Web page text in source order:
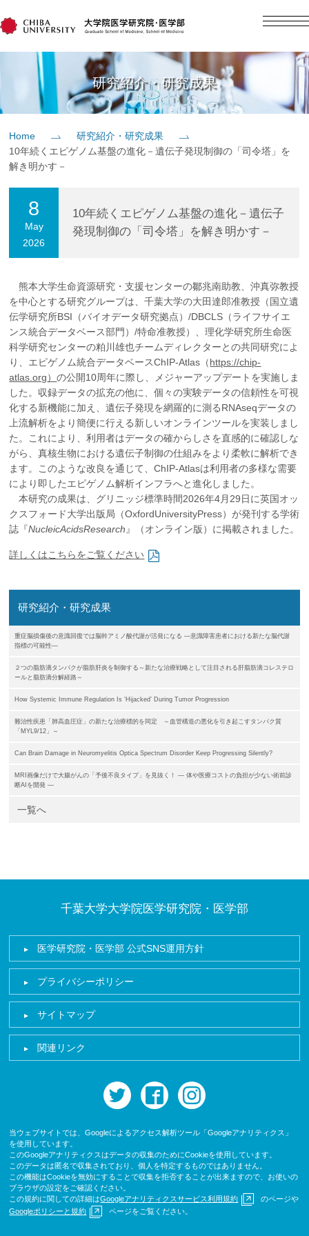
日本語
教育
入学案内
社会貢献
企業の方大学院志望の方 医学部志望の方卒業生の方在学生・教員の方
お問い合わせ交通アクセス
研究紹介・研究成果
Home
研究紹介・研究成果
10年続くエピゲノム基盤の進化－遺伝子発現制御の「司令塔」を
解き明かす－
8
May
2026
10年続くエピゲノム基盤の進化－遺伝子
発現制御の「司令塔」を解き明かす－
熊本大学生命資源研究・支援センターの鄒兆南助教、沖真弥教授
を中心とする研究グループは、千葉大学の大田達郎准教授（国立遺
伝学研究所BSI（バイオデータ研究拠点）/DBCLS（ライフサイエ
ンス統合データベース部門）/特命准教授）、理化学研究所生命医
科学研究センターの粕川雄也チームディレクターとの共同研究によ
り、エピゲノム統合データベースChIP-Atlas（https://chip-
atlas.org）の公開10周年に際し、メジャーアップデートを実施しま
した。収録データの拡充の他に、個々の実験データの信頼性を可視
化する新機能に加え、遺伝子発現を網羅的に測るRNAseqデータの
上流解析をより簡便に行える新しいオンラインツールを実装しまし
た。これにより、利用者はデータの確からしさを直感的に確認しな
がら、真核生物における遺伝子制御の仕組みをより柔軟に解析でき
ます。このような改良を通じて、ChIP-Atlasは利用者の多様な需要
により即したエピゲノム解析インフラへと進化しました。
本研究の成果は、グリニッジ標準時間2026年4月29日に英国オッ
クスフォード大学出版局（OxfordUniversityPress）が発刊する学術
誌『NucleicAcidsResearch』（オンライン版）に掲載されました。
詳しくはこちらをご覧ください
研究紹介・研究成果
重症脳損傷後の意識回復では脳幹アミノ酸代謝が活発になる ―意識障害患者における新たな脳代謝
指標の可能性―
２つの脂肪滴タンパクが脂肪肝炎を制御する～新たな治療戦略として注目される肝脂肪滴コレステロ
ールと脂肪滴分解経路～
How Systemic Immune Regulation Is ‘Hijacked’ During Tumor Progression
難治性疾患「肺高血圧症」の新たな治療標的を同定 ～血管構造の悪化を引き起こすタンパク質
「MYL9/12」～
Can Brain Damage in Neuromyelitis Optica Spectrum Disorder Keep Progressing Silently?
MRI画像だけで大腸がんの「予後不良タイプ」を見抜く！ ― 体や医療コストの負担が少ない術前診
断AIを開発 ―
一覧へ
千葉大学大学院医学研究院・医学部
医学研究院・医学部 公式SNS運用方針
プライバシーポリシー
サイトマップ
関連リンク
twitter facebook
当ウェブサイトでは、Googleによるアクセス解析ツール「Googleアナリティクス」
を使用しています。
このGoogleアナリティクスはデータの収集のためにCookieを使用しています。
このデータは匿名で収集されており、個人を特定するものではありません。
この機能はCookieを無効にすることで収集を拒否することが出来ますので、お使いの
ブラウザの設定をご確認ください。
この規約に関しての詳細はGoogleアナリティクスサービス利用規約
のページや
Googleポリシーと規約
ページをご覧ください。